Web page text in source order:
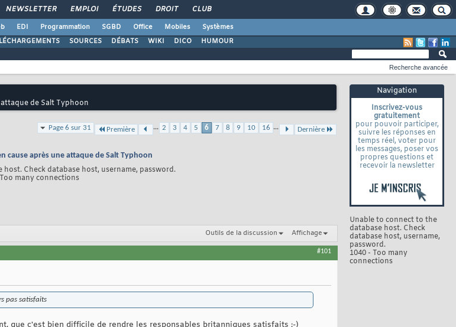
NEWSLETTER EMPLOI ÉTUDES DROIT CLUB
EDI Programmation SGBD Office Mobiles
Systèmes
SOURCES DÉBATS WIKI DICO HUMOUR
Navigation
Inscrivez-vous
gratuitement
pour pouvoir participer,
suivre les réponses en
temps réel, voter pour
les messages, poser vos
propres questions et
recevoir la newsletter
Unable to connect to the
database host. Check
database host, username,
password.
1040 - Too many
connections
Recherche avancée
attaque de Salt Typhoon
Page 6 sur 31 Première ... 2 3 4 5 6 7 8 9 10 16 ... Dernière
cause après une attaque de Salt Typhoon
Check database host, username, password.
many connections
Outils de la discussion Affichage
#101
pas satisfaits